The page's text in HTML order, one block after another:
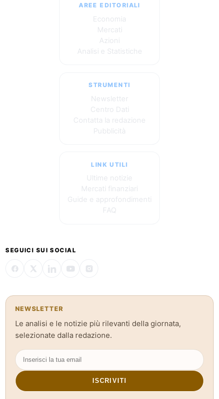
AREE EDITORIALI
Economia
Mercati
Azioni
Analisi e Statistiche
STRUMENTI
Newsletter
Centro Dati
Contatta la redazione
Pubblicità
LINK UTILI
Ultime notizie
Mercati finanziari
Guide e approfondimenti
FAQ
SEGUICI SUI SOCIAL
NEWSLETTER
Le analisi e le notizie più rilevanti della giornata,
selezionate dalla redazione.
ISCRIVITI